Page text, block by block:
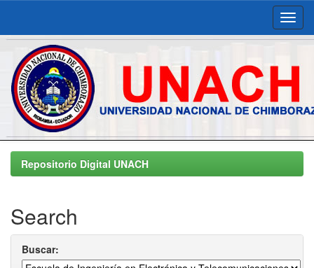
Skip
navigationRepositorio Digital UNACH
Search
Buscar: